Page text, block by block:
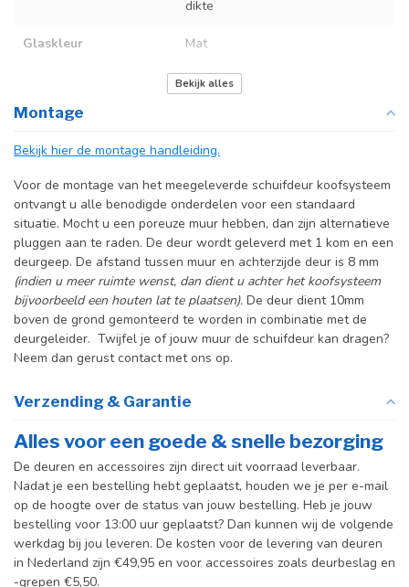
dikte
Glaskleur Mat
Op maat gemaakt
Incl. deurgreep
Incl. systeem
Bekijk alles
Montage
Bekijk hier de montage handleiding.
Voor de montage van het meegeleverde schuifdeur koofsysteem
ontvangt u alle benodigde onderdelen voor een standaard
situatie. Mocht u een poreuze muur hebben, dan zijn alternatieve
pluggen aan te raden. De deur wordt geleverd met 1 kom en een
deurgeep. De afstand tussen muur en achterzijde deur is 8 mm
(indien u meer ruimte wenst, dan dient u achter het koofsysteem
bijvoorbeeld een houten lat te plaatsen). De deur dient 10mm
boven de grond gemonteerd te worden in combinatie met de
deurgeleider. Twijfel je of jouw muur de schuifdeur kan dragen?
Neem dan gerust contact met ons op.
Verzending & Garantie
Alles voor een goede & snelle bezorging
De deuren en accessoires zijn direct uit voorraad leverbaar.
Nadat je een bestelling hebt geplaatst, houden we je per e-mail
op de hoogte over de status van jouw bestelling. Heb je jouw
bestelling voor 13:00 uur geplaatst? Dan kunnen wij de volgende
werkdag bij jou leveren. De kosten voor de levering van deuren
in Nederland zijn €49,95 en voor accessoires zoals deurbeslag en
-grepen €5,50.